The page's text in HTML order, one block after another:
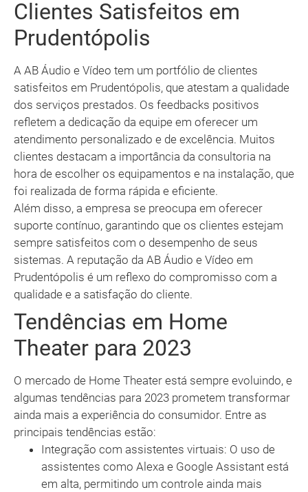
Clientes Satisfeitos em
Prudentópolis
A AB Áudio e Vídeo tem um portfólio de clientes
satisfeitos em Prudentópolis, que atestam a qualidade
dos serviços prestados. Os feedbacks positivos
refletem a dedicação da equipe em oferecer um
atendimento personalizado e de excelência. Muitos
clientes destacam a importância da consultoria na
hora de escolher os equipamentos e na instalação, que
foi realizada de forma rápida e eficiente.
Além disso, a empresa se preocupa em oferecer
suporte contínuo, garantindo que os clientes estejam
sempre satisfeitos com o desempenho de seus
sistemas. A reputação da AB Áudio e Vídeo em
Prudentópolis é um reflexo do compromisso com a
qualidade e a satisfação do cliente.
Tendências em Home
Theater para 2023
O mercado de Home Theater está sempre evoluindo, e
algumas tendências para 2023 prometem transformar
ainda mais a experiência do consumidor. Entre as
principais tendências estão:
Integração com assistentes virtuais: O uso de
assistentes como Alexa e Google Assistant está
em alta, permitindo um controle ainda mais